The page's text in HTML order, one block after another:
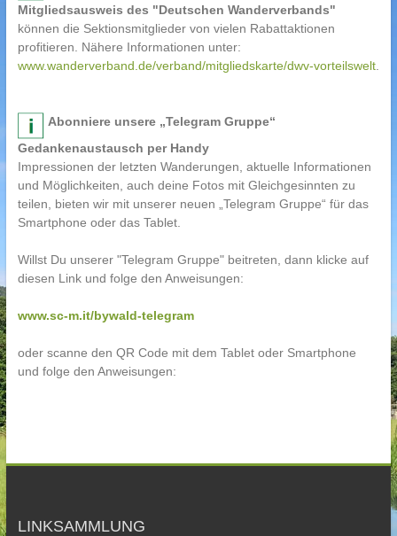
Mitgliedsausweis des "Deutschen Wanderverbands"
können die Sektionsmitglieder von vielen Rabattaktionen
profitieren. Nähere Informationen unter:
www.wanderverband.de/verband/mitgliedskarte/dwv-vorteilswelt.
Abonniere unsere „Telegram Gruppe“
Gedankenaustausch per Handy
Impressionen der letzten Wanderungen, aktuelle Informationen
und Möglichkeiten, auch deine Fotos mit Gleichgesinnten zu
teilen, bieten wir mit unserer neuen „Telegram Gruppe“ für das
Smartphone oder das Tablet.
Willst Du unserer "Telegram Gruppe" beitreten, dann klicke auf
diesen Link und folge den Anweisungen:
www.sc-m.it/bywald-telegram
oder scanne den QR Code mit dem Tablet oder Smartphone
und folge den Anweisungen:
LINKSAMMLUNG